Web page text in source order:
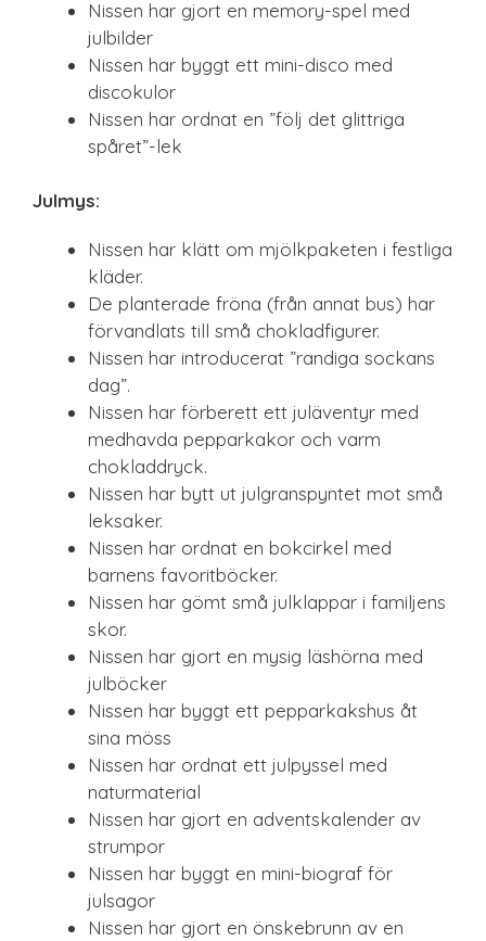
Nissen har gjort en memory-spel med
julbilder
Nissen har byggt ett mini-disco med
discokulor
Nissen har ordnat en ”följ det glittriga
spåret”-lek
Julmys:
Nissen har klätt om mjölkpaketen i festliga
kläder.
De planterade fröna (från annat bus) har
förvandlats till små chokladfigurer.
Nissen har introducerat ”randiga sockans
dag”.
Nissen har förberett ett juläventyr med
medhavda pepparkakor och varm
chokladdryck.
Nissen har bytt ut julgranspyntet mot små
leksaker.
Nissen har ordnat en bokcirkel med
barnens favoritböcker.
Nissen har gömt små julklappar i familjens
skor.
Nissen har gjort en mysig läshörna med
julböcker
Nissen har byggt ett pepparkakshus åt
sina möss
Nissen har ordnat ett julpyssel med
naturmaterial
Nissen har gjort en adventskalender av
strumpor
Nissen har byggt en mini-biograf för
julsagor
Nissen har gjort en önskebrunn av en